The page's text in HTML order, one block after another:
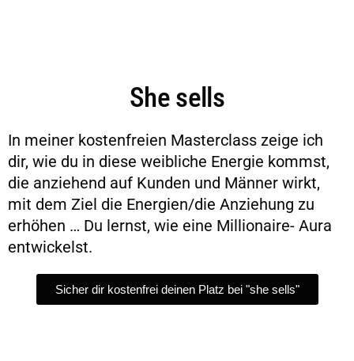
She sells
In meiner kostenfreien Masterclass zeige ich
dir, wie du in diese weibliche Energie kommst,
die anziehend auf Kunden und Männer wirkt,
mit dem Ziel die Energien/die Anziehung zu
erhöhen … Du lernst, wie eine Millionaire- Aura
entwickelst.
Sicher dir kostenfrei deinen Platz bei "she sells"